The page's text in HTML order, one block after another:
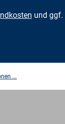
und ggf.
...